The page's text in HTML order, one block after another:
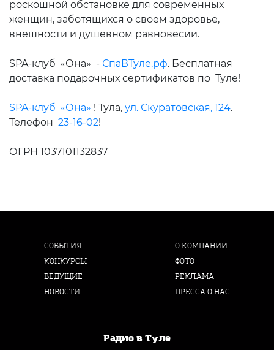
роскошной обстановке для современных
женщин, заботящихся о своем здоровье,
внешности и душевном равновесии.
SPA-клуб «Она» - СпаВТуле.рф. Бесплатная
доставка подарочных сертификатов по Туле!
SPA-клуб «Она» ! Тула, ул. Скуратовская, 124.
Телефон 23-16-02!
ОГРН 1037101132837
СОБЫТИЯ
КОНКУРСЫ
ВЕДУЩИЕ
НОВОСТИ
О КОМПАНИИ
ФОТО
РЕКЛАМА
ПРЕССА О НАС
Радио в Туле